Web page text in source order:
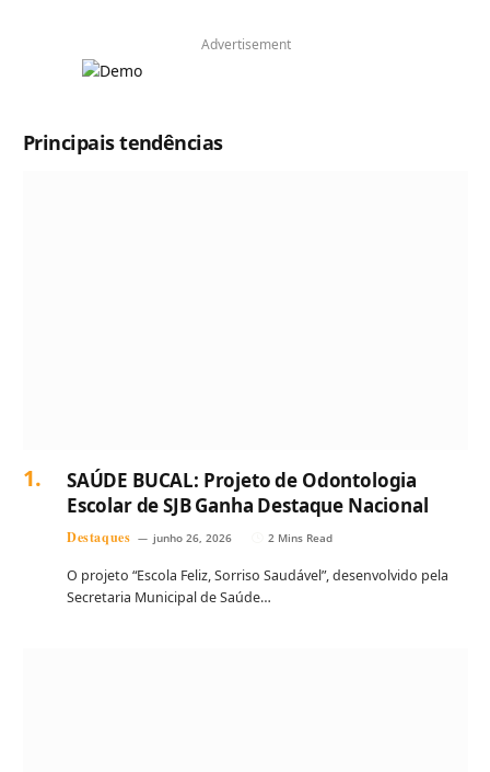
Advertisement
Principais tendências
SAÚDE BUCAL: Projeto de Odontologia
Escolar de SJB Ganha Destaque Nacional
Destaques junho 26, 2026 2 Mins Read
O projeto “Escola Feliz, Sorriso Saudável”, desenvolvido pela
Secretaria Municipal de Saúde…